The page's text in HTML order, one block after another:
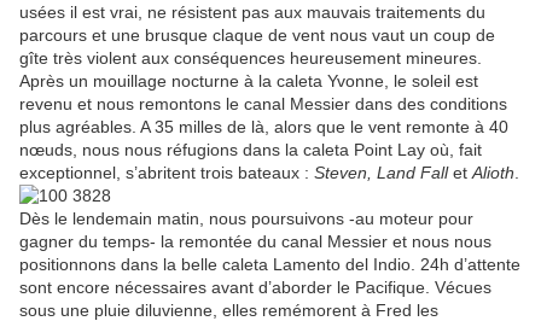
usées il est vrai, ne résistent pas aux mauvais traitements du
parcours et une brusque claque de vent nous vaut un coup de
gîte très violent aux conséquences heureusement mineures.
Après un mouillage nocturne à la caleta Yvonne, le soleil est
revenu et nous remontons le canal Messier dans des conditions
plus agréables. A 35 milles de là, alors que le vent remonte à 40
nœuds, nous nous réfugions dans la caleta Point Lay où, fait
exceptionnel, s’abritent trois bateaux : Steven, Land Fallet Alioth
Dès le lendemain matin, nous poursuivons -au moteur pour
gagner du temps- la remontée du canal Messier et nous nous
positionnons dans la belle caleta Lamento del Indio. 24h d’attente
sont encore nécessaires avant d’aborder le Pacifique. Vécues
sous une pluie diluvienne, elles remémorent à Fred les